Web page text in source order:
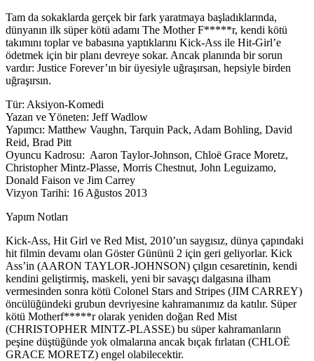
Tam da sokaklarda gerçek bir fark yaratmaya başladıklarında,
dünyanın ilk süper kötü adamı The Mother F*****r, kendi kötü
takımını toplar ve babasına yaptıklarını Kick-Ass ile Hit-Girl’e
ödetmek için bir planı devreye sokar. Ancak planında bir sorun
vardır: Justice Forever’ın bir üyesiyle uğraşırsan, hepsiyle birden
uğraşırsın.
Tür: Aksiyon-Komedi
Yazan ve Yöneten: Jeff Wadlow
Yapımcı: Matthew Vaughn, Tarquin Pack, Adam Bohling, David
Reid, Brad Pitt
Oyuncu Kadrosu: Aaron Taylor-Johnson, Chloë Grace Moretz,
Christopher Mintz-Plasse, Morris Chestnut, John Leguizamo,
Donald Faison ve Jim Carrey
Vizyon Tarihi: 16 Ağustos 2013
Yapım Notları
Kick-Ass, Hit Girl ve Red Mist, 2010’un saygısız, dünya çapındaki
hit filmin devamı olan Göster Gününü 2 için geri geliyorlar. Kick
Ass’in (AARON TAYLOR-JOHNSON) çılgın cesaretinin, kendi
kendini geliştirmiş, maskeli, yeni bir savaşçı dalgasına ilham
vermesinden sonra kötü Colonel Stars and Stripes (JIM CARREY)
öncülüğündeki grubun devriyesine kahramanımız da katılır. Süper
kötü Motherf*****r olarak yeniden doğan Red Mist
(CHRISTOPHER MINTZ-PLASSE) bu süper kahramanların
peşine düştüğünde yok olmalarına ancak bıçak fırlatan (CHLOË
GRACE MORETZ) engel olabilecektir.